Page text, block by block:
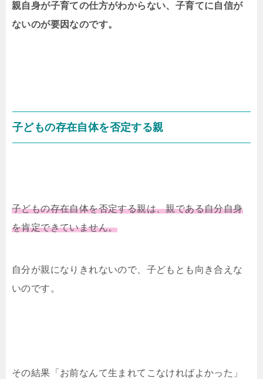
親自身が子育ての仕方がわからない、子育てに自信が
ないのが要因なのです。
子どもの存在自体を否定する親
子どもの存在自体を否定する親は、親である自分自身
を肯定できていません。
自分が親になりきれないので、子どもとも向き合えな
いのです。
その結果「お前なんて生まれてこなければよかった」